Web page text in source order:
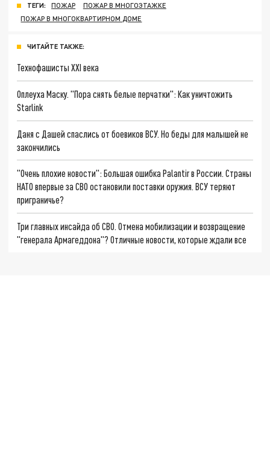
ТЕГИ: ПОЖАР
ПОЖАР В МНОГОЭТАЖКЕ
ПОЖАР В МНОГОКВАРТИРНОМ ДОМЕ
ЧИТАЙТЕ ТАКЖЕ:
Технофашисты XXI века
Оплеуха Маску. "Пора снять белые перчатки": Как уничтожить
Starlink
Даня с Дашей спаслись от боевиков ВСУ. Но беды для малышей не
закончились
"Очень плохие новости": Большая ошибка Palantir в России. Страны
НАТО впервые за СВО остановили поставки оружия. ВСУ теряют
приграничье?
Три главных инсайда об СВО. Отмена мобилизации и возвращение
"генерала Армагеддона"? Отличные новости, которые ждали все